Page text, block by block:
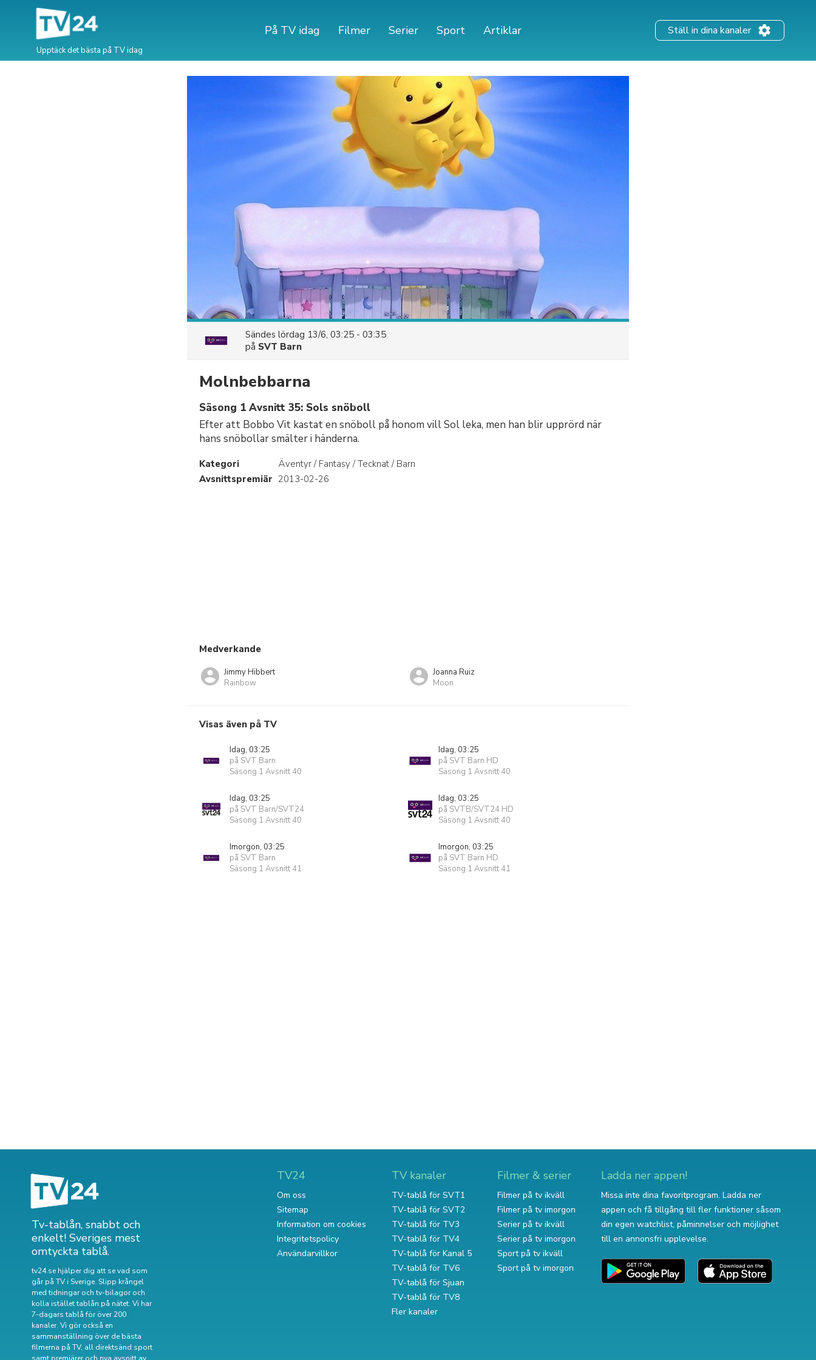
Upptäck det bästa på TV idag
På TV idag Filmer Serier Sport Artiklar Ställ in dina kanaler
Sändes lördag 13/6, 03:25 - 03:35
på SVT Barn
Molnbebbarna
Säsong 1 Avsnitt 35: Sols snöboll
Efter att Bobbo Vit kastat en snöboll på honom vill Sol leka, men han blir upprörd när
hans snöbollar smälter i händerna.
Kategori
Äventyr / Fantasy / Tecknat / Barn
Avsnittspremiär 2013-02-26
Medverkande
Jimmy Hibbert
Rainbow
Joanna Ruiz
Moon
Visas även på TV
Idag, 03:25
på SVT Barn
Säsong 1 Avsnitt 40
Idag, 03:25
på SVT Barn HD
Säsong 1 Avsnitt 40
Idag, 03:25
på SVT Barn/SVT24
Säsong 1 Avsnitt 40
Idag, 03:25
på SVTB/SVT24 HD
Säsong 1 Avsnitt 40
Imorgon, 03:25
på SVT Barn
Säsong 1 Avsnitt 41
Imorgon, 03:25
på SVT Barn HD
Säsong 1 Avsnitt 41
Tv-tablån, snabbt och
enkelt! Sveriges mest
omtyckta tablå.
tv24.se hjälper dig att se vad som
går på TV i Sverige. Slipp krångel
med tidningar och tv-bilagor och
kolla istället tablån på nätet. Vi har
7-dagars tablå för över 200
kanaler. Vi gör också en
sammanställning överde bästa
filmerna på TV, all direktsänd sport
TV24
Om oss
Sitemap
Information om cookies
Integritetspolicy
Användarvillkor
TV kanaler
TV-tablå för SVT1
TV-tablå för SVT2
TV-tablå för TV3
TV-tablå för TV4
TV-tablå för Kanal 5
TV-tablå för TV6
TV-tablå för Sjuan
TV-tablå för TV8
Fler kanaler
Filmer & serier
Filmer på tv ikväll
Filmer på tv imorgon
Serier på tv ikväll
Serier på tv imorgon
Sport på tv ikväll
Sport på tv imorgon
Ladda ner appen!
Missa inte dina favoritprogram. Ladda ner
appen och få tillgång till fler funktioner såsom
din egen watchlist, påminnelser och möjlighet
till en annonsfri upplevelse.